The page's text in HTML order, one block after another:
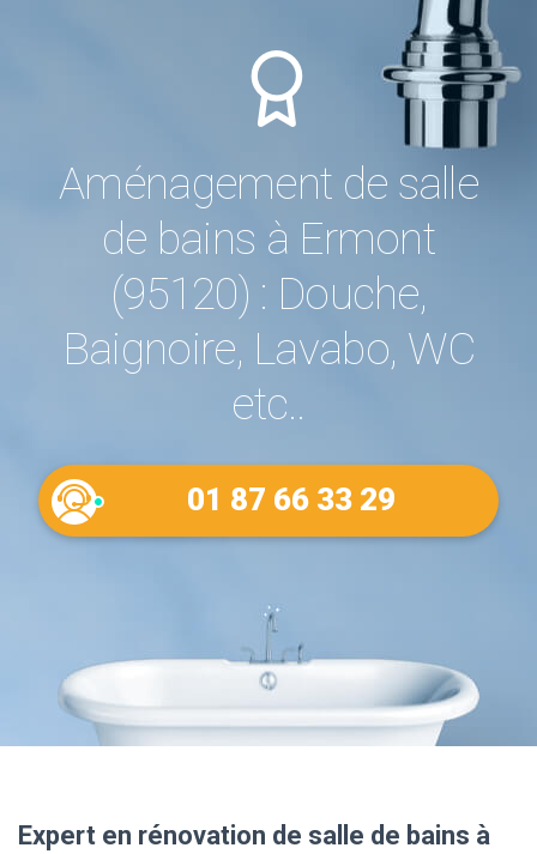
Aménagement de salle
de bains à Ermont
(95120) : Douche,
Baignoire, Lavabo, WC
etc..
01 87 66 33 29
Expert en rénovation de salle de bains à